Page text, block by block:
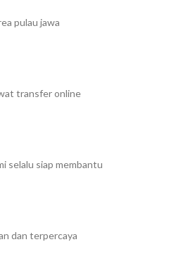
pulau jawa
transfer online
selalu siap membantu
dan terpercaya